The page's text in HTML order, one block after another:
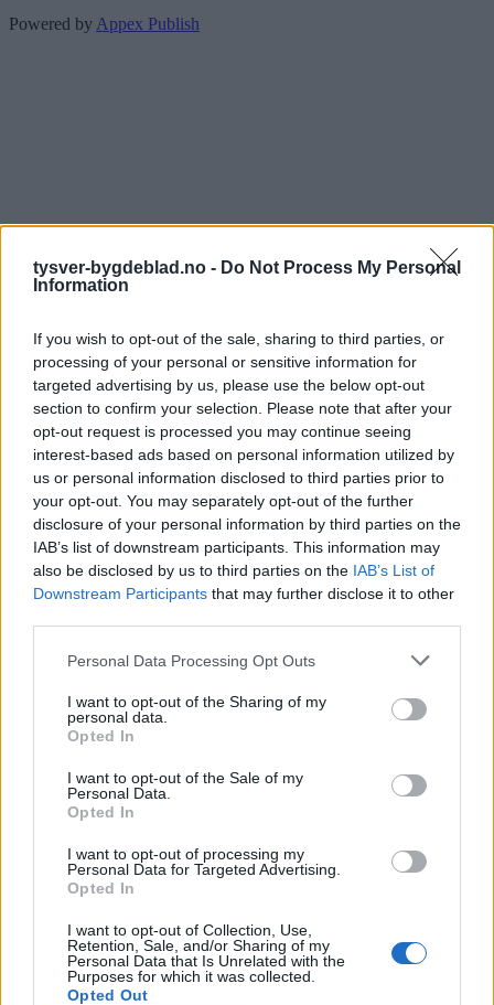
tysver-bygdeblad.no - Do Not Process My Personal
Information
If you wish to opt-out of the sale, sharing to third parties, or
processing of your personal or sensitive information for
targeted advertising by us, please use the below opt-out
section to confirm your selection. Please note that after your
opt-out request is processed you may continue seeing
interest-based ads based on personal information utilized by
us or personal information disclosed to third parties prior to
your opt-out. You may separately opt-out of the further
disclosure of your personal information by third parties on the
IAB’s list of downstream participants. This information may
also be disclosed by us to third parties on the IAB’s List of
Downstream Participants that may further disclose it to other
Personal Data Processing Opt Outs
I want to opt-out of the Sharing of my
personal data.
Opted In
I want to opt-out of the Sale of my
Personal Data.
Opted In
I want to opt-out of processing my
Personal Data for Targeted Advertising.
Opted In
I want to opt-out of Collection, Use,
Retention, Sale, and/or Sharing of my
Personal Data that Is Unrelated with the
Purposes for which it was collected.
Opted Out
Powered by Appex Publish